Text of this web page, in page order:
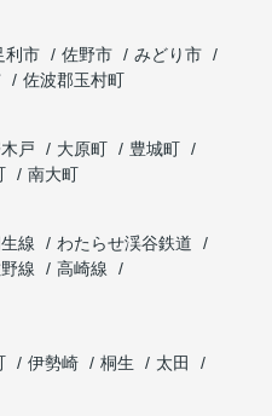
利市 佐野市
みどり市
佐波郡玉村町
戸 大原町
豊城町
南大町
線
わたらせ渓谷鉄道
線
高崎線
伊勢崎 桐生
太田